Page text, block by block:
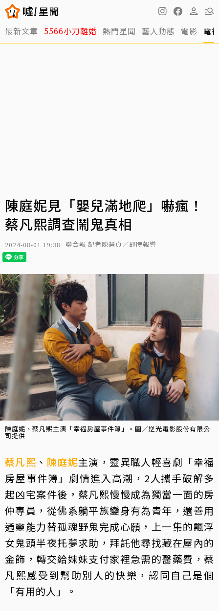
最新文章 5566小刀離婚 熱門星聞 藝人動態 電影 電
陳庭妮見「嬰兒滿地爬」嚇瘋！
蔡凡熙調查鬧鬼真相
2024-08-01 19:38 聯合報 記者陳慧貞／即時報導
陳庭妮、蔡凡熙主演「幸福房屋事件簿」。圖／逆光電影股份有限公
司提供
蔡凡熙 、 陳庭妮主演，靈異職人輕喜劇「幸福
房屋事件簿」劇情進入高潮，2人攜手破解多
起凶宅案件後，蔡凡熙慢慢成為獨當一面的房
仲專員，從佛系躺平族變身有為青年，還善用
通靈能力替孤魂野鬼完成心願，上一集的飄浮
女鬼頭半夜托夢求助，拜託他尋找藏在屋內的
金飾，轉交給妹妹支付家裡急需的醫藥費，蔡
凡熙感受到幫助別人的快樂，認同自己是個
「有用的人」。